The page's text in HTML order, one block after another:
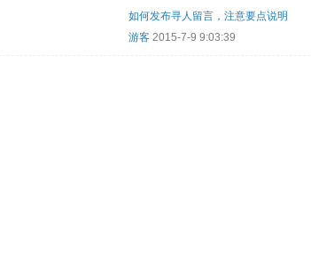
如何发布寻人留言，注意要点说明
游客 2015-7-9 9:03:39